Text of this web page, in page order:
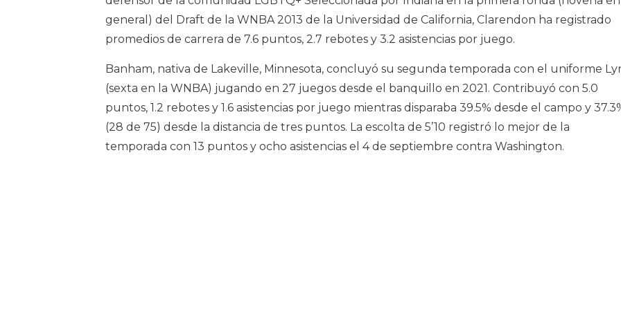
general) del Draft de la WNBA 2013 de la Universidad de California, Clarendon ha registrado
promedios de carrera de 7.6 puntos, 2.7 rebotes y 3.2 asistencias por juego.
Banham, nativa de Lakeville, Minnesota, concluyó su segunda temporada con el uniforme
(sexta en la WNBA) jugando en 27 juegos desde el banquillo en 2021. Contribuyó con 5.0
puntos, 1.2 rebotes y 1.6 asistencias por juego mientras disparaba 39.5% desde el campo y
(28 de 75) desde la distancia de tres puntos. La escolta de 5’10 registró lo mejor de la
temporada con 13 puntos y ocho asistencias el 4 de septiembre contra Washington.